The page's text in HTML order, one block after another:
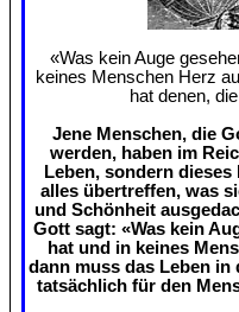
«Was kein Auge
keines Menschen Herz
hat denen,
Jene Menschen, die
werden, haben im
Leben, sondern
alles übertreffen, was
und Schönheit
Gott sagt: «Was kein
hat und in keines
dann muss das Leben in
tatsächlich für den